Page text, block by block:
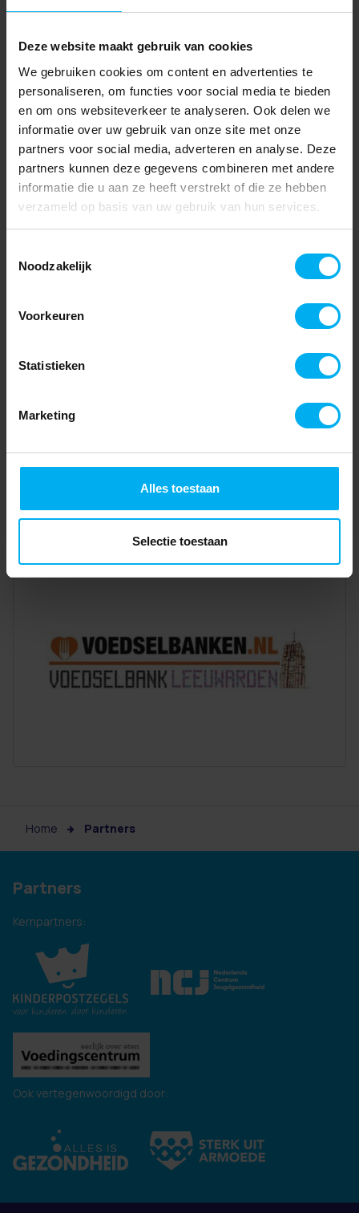
Deze website maakt gebruik van cookies
We gebruiken cookies om content en advertenties te
personaliseren, om functies voor social media te bieden
en om ons websiteverkeer te analyseren. Ook delen we
informatie over uw gebruik van onze site met onze
partners voor social media, adverteren en analyse. Deze
partners kunnen deze gegevens combineren met andere
informatie die u aan ze heeft verstrekt of die ze hebben
verzameld op basis van uw gebruik van hun services.
Noodzakelijk
Voorkeuren
Statistieken
Marketing
Alles toestaan
Selectie toestaan
Home Partners
Partners
Kernpartners:
Ook vertegenwoordigd door: